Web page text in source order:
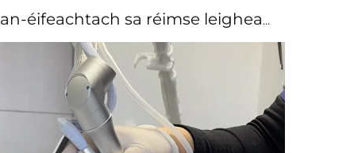
an-éifeachtach sa réimse leigheas
an chraicinn agus tá dhá
bheannacht cliniciúil mór aige